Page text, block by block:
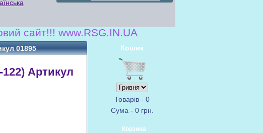
www.RSG.IN.UA
01895
122) Артикул
Кошик
Товарів - 0
Сума - 0 грн.
Корзина